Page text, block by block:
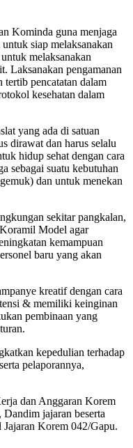
Kominda guna menjaga
siap melaksanakan
melaksanakan
Laksanakan pengamanan
tertib pencatatan dalam
kesehatan dalam
yang ada di satuan
dirawat dan harus selalu
hidup sehat dengan cara
sebagai suatu kebutuhan
dan untuk menekan
sekitar pangkalan,
Model agar
kemampuan
baru yang akan
kreatif dengan cara
& memiliki keinginan
pembinaan yang
kepedulian terhadap
pelaporannya,
dan Anggaran Korem
jajaran beserta
Korem 042/Gapu.